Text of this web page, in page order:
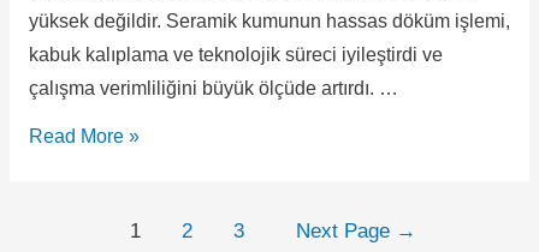
yüksek değildir. Seramik kumunun hassas döküm işlemi,
kabuk kalıplama ve teknolojik süreci iyileştirdi ve
çalışma verimliliğini büyük ölçüde artırdı. …
Read More »
1 2 3 Next Page →